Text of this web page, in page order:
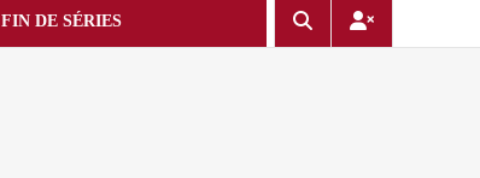
FIN DE SÉRIES